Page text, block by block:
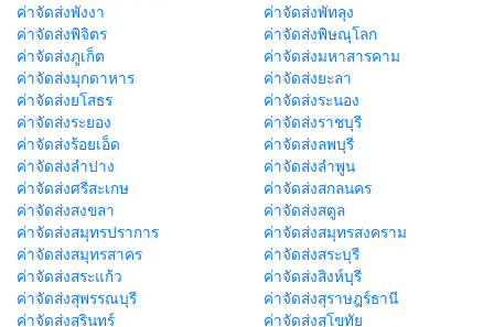
ค่าจัดส่งพังงา
ค่าจัดส่งพัทลุง
ค่าจัดส่งพิจิตร
ค่าจัดส่งพิษณุโลก
ค่าจัดส่งภูเก็ต
ค่าจัดส่งมหาสารคาม
ค่าจัดส่งมุกดาหาร
ค่าจัดส่งยะลา
ค่าจัดส่งยโสธร
ค่าจัดส่งระนอง
ค่าจัดส่งระยอง
ค่าจัดส่งราชบุรี
ค่าจัดส่งร้อยเอ็ด
ค่าจัดส่งลพบุรี
ค่าจัดส่งลำปาง
ค่าจัดส่งลำพูน
ค่าจัดส่งศรีสะเกษ
ค่าจัดส่งสกลนคร
ค่าจัดส่งสงขลา
ค่าจัดส่งสตูล
ค่าจัดส่งสมุทรปราการ
ค่าจัดส่งสมุทรสงคราม
ค่าจัดส่งสมุทรสาคร
ค่าจัดส่งสระบุรี
ค่าจัดส่งสระแก้ว
ค่าจัดส่งสิงห์บุรี
ค่าจัดส่งสุพรรณบุรี
ค่าจัดส่งสุราษฎร์ธานี
ค่าจัดส่งสุรินทร์
ค่าจัดส่งสุโขทัย